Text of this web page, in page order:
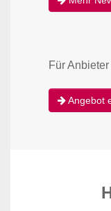
Für Anbieter
Angebot